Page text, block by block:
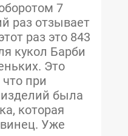
7
раз отзывает
раз это 843
кукол Барби
Это
при
изделий была
которая
Уже